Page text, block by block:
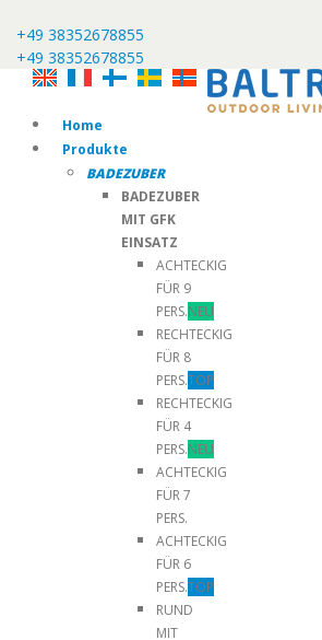
+49 38352678855
+49 38352678855
Home
Produkte
BADEZUBER
BADEZUBER
MIT GFK
EINSATZ
ACHTECKIG
FÜR 9
PERS.NEU
RECHTECKIG
FÜR 8
PERS.TOP
RECHTECKIG
FÜR 4
PERS.NEU
ACHTECKIG
FÜR 7
PERS.
ACHTECKIG
FÜR 6
PERS.TOP
RUND
MIT